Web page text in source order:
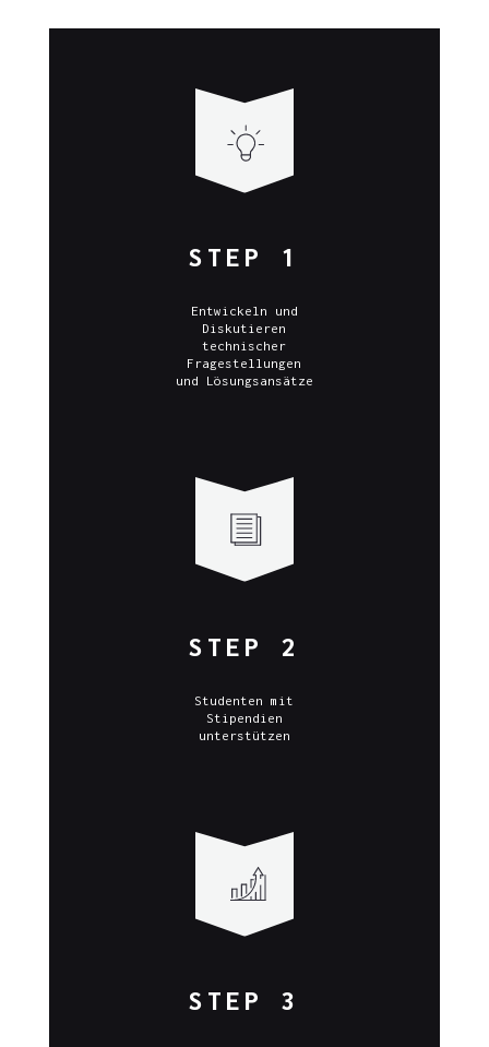
STEP 1
Entwickeln und
Diskutieren
technischer
Fragestellungen
und Lösungsansätze
STEP 2
Studenten mit
Stipendien
unterstützen
STEP 3